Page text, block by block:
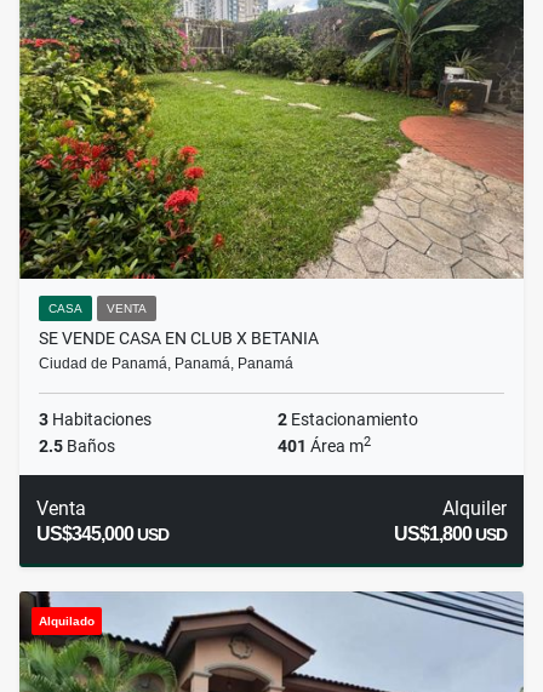
CASA VENTA
SE VENDE CASA EN CLUB X BETANIA
Ciudad de Panamá, Panamá, Panamá
3 Habitaciones 2 Estacionamiento
2.5 Baños 401 Área m2
Venta
US$345,000USD
Alquiler
US$1,800USD
Alquilado